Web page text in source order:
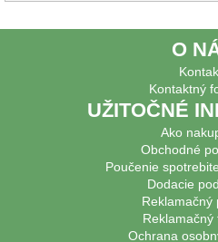
O
Kontaktný
UŽITOČNÉ
Ako
Obchodné
Poučenie
Dodacie
Reklamačný
Reklamačný
Ochrana